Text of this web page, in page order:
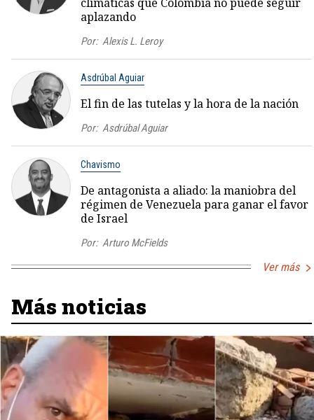
aplazando
Por: Alexis L. Leroy
Asdrúbal Aguiar
El fin de las tutelas y la hora de la nación
Por: Asdrúbal Aguiar
Chavismo
De antagonista a aliado: la maniobra del
régimen de Venezuela para ganar el favor
de Israel
Por: Arturo McFields
Ver más
Más noticias